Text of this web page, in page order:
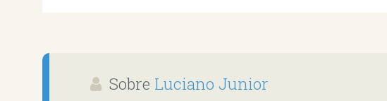
Sobre Luciano Junior